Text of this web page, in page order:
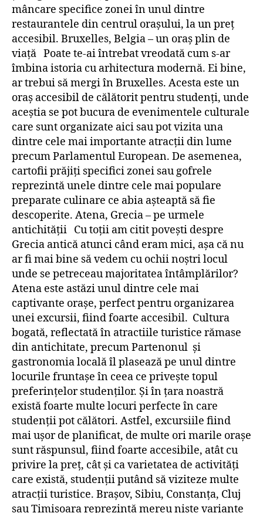
mâncare specifice zonei în unul dintre
restaurantele din centrul orașului, la un preț
accesibil. Bruxelles, Belgia – un oraș plin de
viață Poate te-ai întrebat vreodată cum s-ar
îmbina istoria cu arhitectura modernă. Ei bine,
ar trebui să mergi în Bruxelles. Acesta este un
oraș accesibil de călătorit pentru studenți, unde
aceștia se pot bucura de evenimentele culturale
care sunt organizate aici sau pot vizita una
dintre cele mai importante atracții din lume
precum Parlamentul European. De asemenea,
cartofii prăjiți specifici zonei sau gofrele
reprezintă unele dintre cele mai populare
preparate culinare ce abia așteaptă să fie
descoperite. Atena, Grecia – pe urmele
antichității Cu toții am citit povești despre
Grecia antică atunci când eram mici, așa că nu
ar fi mai bine să vedem cu ochii noștri locul
unde se petreceau majoritatea întâmplărilor?
Atena este astăzi unul dintre cele mai
captivante orașe, perfect pentru organizarea
unei excursii, fiind foarte accesibil. Cultura
bogată, reflectată în atractiile turistice rămase
din antichitate, precum Partenonul și
gastronomia locală îl plasează pe unul dintre
locurile fruntașe în ceea ce privește topul
preferințelor studenților. Și în țara noastră
există foarte multe locuri perfecte în care
studenții pot călători. Astfel, excursiile fiind
mai ușor de planificat, de multe ori marile orașe
sunt răspunsul, fiind foarte accesibile, atât cu
privire la preț, cât și ca varietatea de activități
care există, studenții putând să viziteze multe
atracții turistice. Brașov, Sibiu, Constanța, Cluj
sau Timișoara reprezintă mereu niște variante